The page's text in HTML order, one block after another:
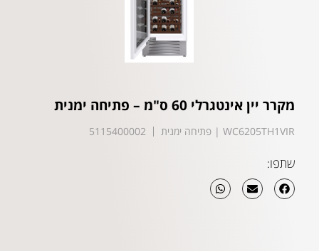
מקרר יין אינטגרלי 60 ס"מ – פתיחה ימנית
WC6205TH1VIR | פתיחה ימנית 5115400002
שתפו: